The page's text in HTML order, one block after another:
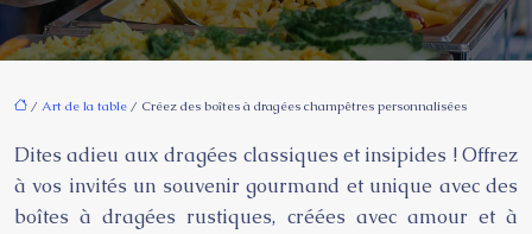
/ Art de la table / Créez des boîtes à dragées champêtres personnalisées
Dites adieu aux dragées classiques et insipides ! Offrez
à vos invités un souvenir gourmand et unique avec des
boîtes à dragées rustiques, créées avec amour et à